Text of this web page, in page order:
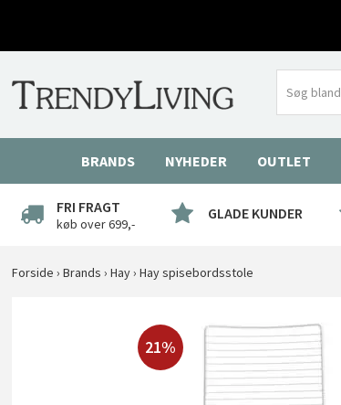
BRANDS NYHEDER OUTLET
FRI FRAGT
køb over 699,-
GLADE KUNDER
Forside ›Brands ›Hay›Hay spisebordsstole
21%